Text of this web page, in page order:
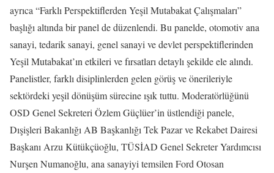
ayrıca “Farklı Perspektiflerden Yeşil Mutabakat Çalışmaları”
başlığı altında bir panel de düzenlendi. Bu panelde, otomotiv ana
sanayi, tedarik sanayi, genel sanayi ve devlet perspektiflerinden
Yeşil Mutabakat’ın etkileri ve fırsatları detaylı şekilde ele alındı.
Panelistler, farklı disiplinlerden gelen görüş ve önerileriyle
sektördeki yeşil dönüşüm sürecine ışık tuttu. Moderatörlüğünü
OSD Genel Sekreteri Özlem Güçlüer’in üstlendiği panele,
Dışişleri Bakanlığı AB Başkanlığı Tek Pazar ve Rekabet Dairesi
Başkanı Arzu Kütükçüoğlu, TÜSİAD Genel Sekreter Yardımcısı
Nurşen Numanoğlu, ana sanayiyi temsilen Ford Otosan